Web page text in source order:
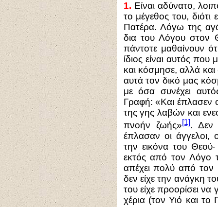
1. Είναι αδύνατο,
το μέγεθος του, διότι
Πατέρα. Λόγω της
δια του Λόγου στον
πάντοτε μαθαίνουν
ίδιος είναι αυτός που
και κόσμησε, αλλά
αυτά τον δικό μας
με όσα συνέχει
Γραφή: «Και
της γης λαβών και
πνοήν ζωής»[1]. Δεν
έπλασαν οι άγγελοι,
την εικόνα του
εκτός από τον Λόγο
απέχει πολύ από
δεν είχε την ανάγκη
του είχε προορίσει να
χέρια (τον Υιό και